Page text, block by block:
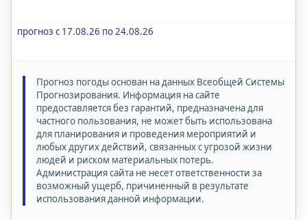
прогноз с 17.08.26 по 24.08.26
Прогноз погоды основан на данных Всеобщей Системы
Прогнозирования. Информация на сайте
предоставляется без гарантий, предназначена для
частного пользования, не может быть использована
для планирования и проведения мероприятий и
любых других действий, связанных с угрозой жизни
людей и риском материальных потерь.
Администрация сайта не несет ответственности за
возможный ущерб, причиненный в результате
использования данной информации.